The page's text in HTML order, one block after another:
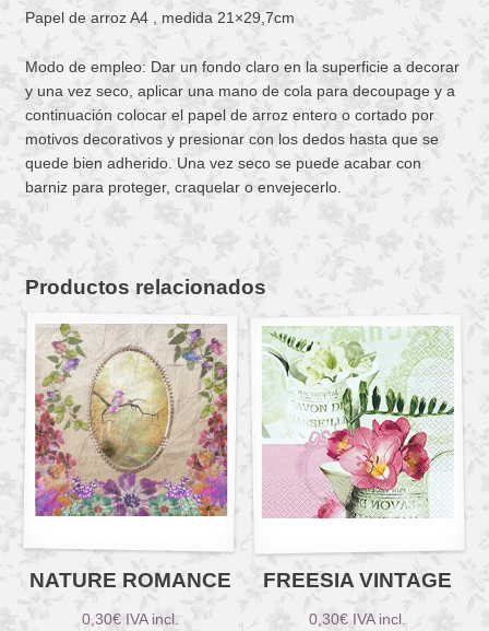
Papel de arroz A4 , medida 21×29,7cm
Modo de empleo: Dar un fondo claro en la superficie a decorar
y una vez seco, aplicar una mano de cola para decoupage y a
continuación colocar el papel de arroz entero o cortado por
motivos decorativos y presionar con los dedos hasta que se
quede bien adherido. Una vez seco se puede acabar con
barniz para proteger, craquelar o envejecerlo.
Productos relacionados
NATURE ROMANCE
0,30€ IVA incl.
FREESIA VINTAGE
0,30€ IVA incl.